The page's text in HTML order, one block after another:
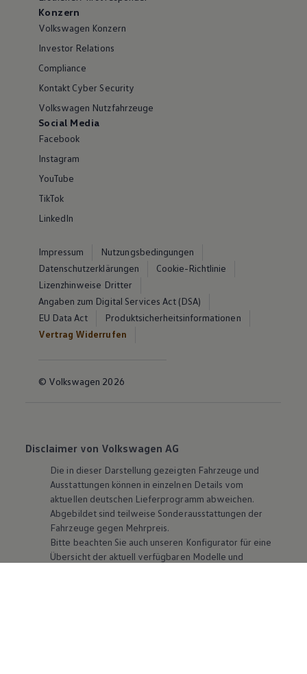
Konzern
Volkswagen Konzern
Investor Relations
Compliance
Kontakt Cyber Security
Volkswagen Nutzfahrzeuge
Social Media
Facebook
Instagram
YouTube
TikTok
LinkedIn
Impressum
Nutzungsbedingungen
Datenschutzerklärungen
Cookie-Richtlinie
Lizenzhinweise Dritter
Angaben zum Digital Services Act (DSA)
EU Data Act
Produktsicherheitsinformationen
Vertrag Widerrufen
© Volkswagen 2026
Disclaimer von Volkswagen AG
Die in dieser Darstellung gezeigten Fahrzeuge und
Ausstattungen können in einzelnen Details vom
aktuellen deutschen Lieferprogramm abweichen.
Abgebildet sind teilweise Sonderausstattungen der
Fahrzeuge gegen Mehrpreis.
Bitte beachten Sie auch unseren Konfigurator für eine
Übersicht der aktuell verfügbaren Modelle und